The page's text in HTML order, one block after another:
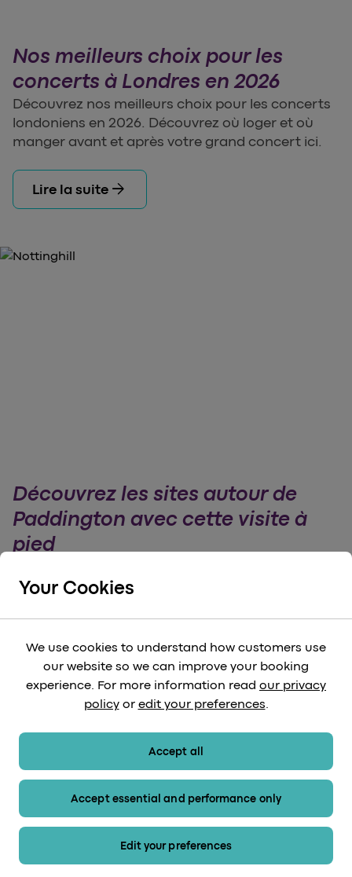
Nos meilleurs choix pour les
concerts à Londres en 2026
Découvrez nos meilleurs choix pour les concerts
londoniens en 2026. Découvrez où loger et où
manger avant et après votre grand concert ici.
Lire la suite arrow_forward
Découvrez les sites autour de
Paddington avec cette visite à
pied
choses à voir autour de Paddington grâce à
Heathrow Express
Lire la suitearrow_forward
Your Cookies
We use cookies to understand how customers use
our website so we can improve your booking
experience. For more information read our privacy
policyor edit your preferences.
Accept all
Accept essential and performance only
Edit your preferences